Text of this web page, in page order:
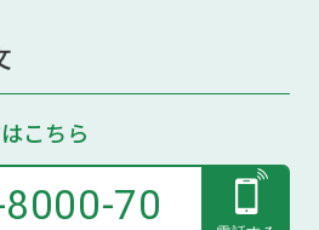
こちら
70